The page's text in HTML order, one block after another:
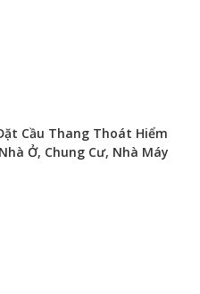
Cầu Thang Thoát Hiểm
Ở, Chung Cư, Nhà Máy